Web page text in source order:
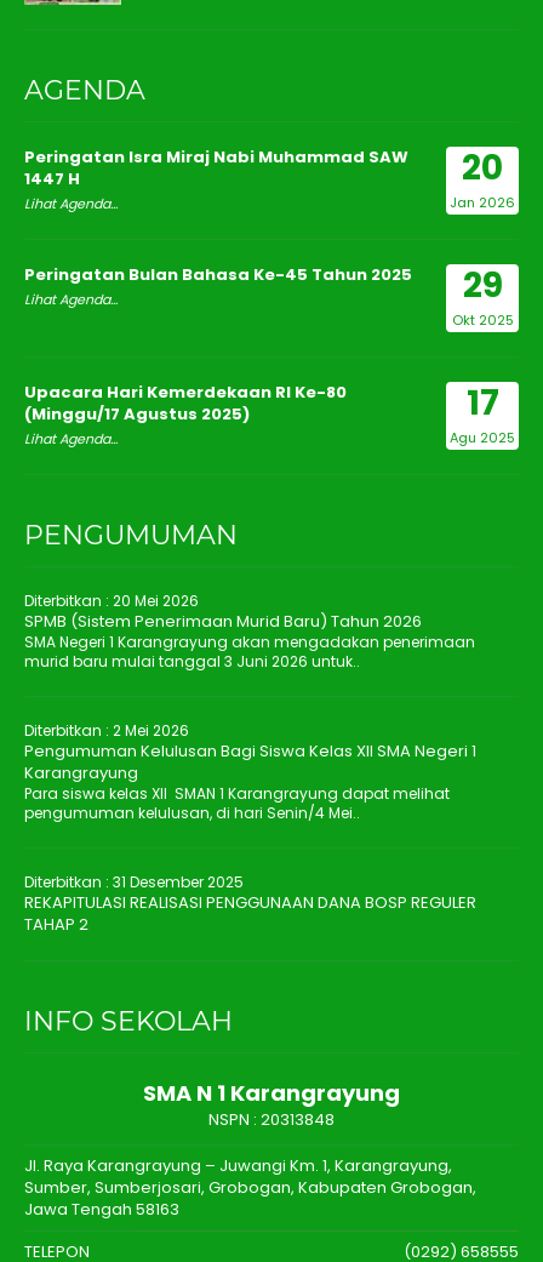
AGENDA
20
Jan 2026
Peringatan Isra Miraj Nabi Muhammad SAW
1447 H
Lihat Agenda...
29
Okt 2025
Peringatan Bulan Bahasa Ke-45 Tahun 2025
Lihat Agenda...
17
Agu 2025
Upacara Hari Kemerdekaan RI Ke-80
(Minggu/17 Agustus 2025)
Lihat Agenda...
PENGUMUMAN
Diterbitkan : 20 Mei 2026
SPMB (Sistem Penerimaan Murid Baru) Tahun 2026
SMA Negeri 1 Karangrayung akan mengadakan penerimaan
murid baru mulai tanggal 3 Juni 2026 untuk..
Diterbitkan : 2 Mei 2026
Pengumuman Kelulusan Bagi Siswa Kelas XII SMA Negeri 1
Karangrayung
Para siswa kelas XII SMAN 1 Karangrayung dapat melihat
pengumuman kelulusan, di hari Senin/4 Mei..
Diterbitkan : 31 Desember 2025
REKAPITULASI REALISASI PENGGUNAAN DANA BOSP REGULER
TAHAP 2
INFO SEKOLAH
SMA N 1 Karangrayung
NSPN : 20313848
Jl. Raya Karangrayung – Juwangi Km. 1, Karangrayung,
Sumber, Sumberjosari, Grobogan, Kabupaten Grobogan,
Jawa Tengah 58163
TELEPON
(0292) 658555